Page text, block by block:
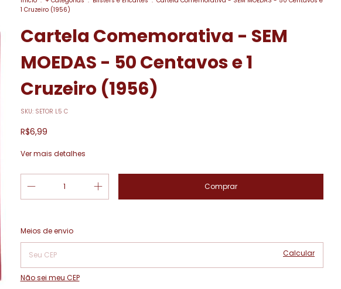
1 Cruzeiro (1956)
Cartela Comemorativa - SEM
MOEDAS - 50 Centavos e 1
Cruzeiro (1956)
SKU: SETOR L5 C
R$6,99
Ver mais detalhes
Entregas para o CEP:
Meios de envio
Calcular
Não sei meu CEP